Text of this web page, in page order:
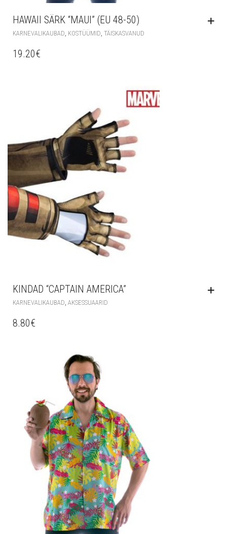
HAWAII SÄRK “MAUI” (EU 48-50)
KARNEVALIKAUBAD, KOSTÜÜMID, TÄISKASVANUD
19.20€
KINDAD “CAPTAIN AMERICA”
KARNEVALIKAUBAD, AKSESSUAARID
8.80€